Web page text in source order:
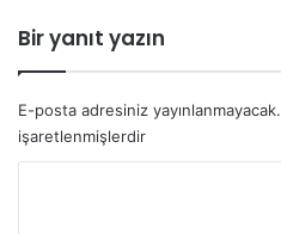
e
t
m
k
t
e
Bir yanıt yazın
E-posta adresiniz yayınlanmayacak.
işaretlenmişlerdir